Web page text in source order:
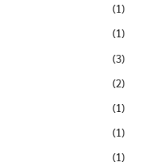
(1)
(1)
(3)
(2)
(1)
(1)
(1)